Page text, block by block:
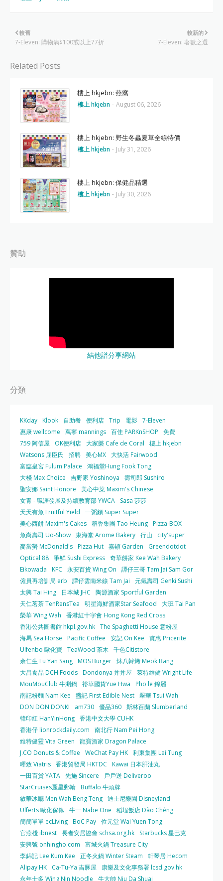
較新的
7-Eleven: 著數之選
較舊
7-Eleven: 購物滿$100或以上77折
Related Posts
樓上 hkjebn: 燕窩
樓上 hkjebn - August 06, 2026
樓上 hkjebn: 野生冬蟲夏草全線特價
樓上 hkjebn - July 31, 2026
樓上 hkjebn: 保健品精選
樓上 hkjebn - July 30, 2026
贊助
結他譜分享網站
分類
KKday Klook 自助餐 便利店 Trip 電影 7-Eleven
惠康 wellcome
萬寧 mannings 百佳 PARKnSHOP
免費
759 阿信屋
OK便利店 大家樂 Cafe de Coral
樓上 hkjebn
Watsons 屈臣氏
招聘 美心MX 大快活 Fairwood
富臨皇宮 Fulum Palace
鴻福堂Hung Fook Tong
大棧 Max Choice
吉野家 Yoshinoya
壽司郎 Sushiro
聖安娜 Saint Honore
美心中菜 Maxim's Chinese
女青 - 職涯發展及持續教育部 YWCA
Sasa 莎莎
天天有魚 Fruitful Yield
一粥麵 Super Super
美心西餅 Maxim's Cakes 稻香集團 Tao Heung Pizza-BOX
魚尚壽司 Uo-Show 東海堂 Arome Bakery 行山
city'super
麥當勞 McDonald's Pizza Hut 嘉頓 Garden
Greendotdot
Optical 88 爭鮮 Sushi Express 奇華餅家 Kee Wah Bakery
Eikowada
KFC 永安百貨 Wing On
譚仔三哥 Tam Jai Sam Gor
僱員再培訓局 erb
譚仔雲南米線 Tam Jai
元氣壽司 Genki Sushi
太興 Tai Hing
日本城 JHC
陶源酒家 Sportful Garden
天仁茗茶 TenRensTea
明星海鮮酒家Star Seafood
大班 Tai Pan
榮華 Wing Wah
香港紅十字會 Hong Kong Red Cross
香港公共圖書館 hkpl.gov.hk The Spaghetti House 意粉屋
海馬 Sea Horse
Pacific Coffee 安記 On Kee
實惠 Pricerite
Ulfenbo 歐化寶 TeaWood 茶木 千色Citistore
余仁生 Eu Yan Sang MOS Burger 炑八韓烤 Meok Bang
大昌食品 DCH Foods Dondonya 丼丼屋
萊特維健 Wright Life
MouMouClub 牛涮鍋 裕華國貨Yue Hwa
Pho le 錦麗
南記粉麵 Nam Kee
盞記 First Edible Nest 翠華 Tsui Wah
DON DON DONKI
am730 優品360 斯林百蘭 Slumberland
韓印紅 HanYinHong 香港中文大學 CUHK
香港仔 lionrockdaily.com
南北行 Nam Pei Hong
維特健靈 Vita Green
龍寶酒家 Dragon Palace
J.CO Donuts & Coffee
WeChat Pay HK 利東集團 Lei Tung
暉致 Viatris 香港貿發局 HKTDC
Kawai 日本肝油丸
一田百貨 YATA 先施 Sincere
戶戶送 Deliveroo
StarCruises麗星郵輪 Buffalo 牛頭牌
敏華冰廳 Men Wah Beng Teng 迪士尼樂園 Disneyland
Ulferts 歐化傢俬 牛一 Nabe One
稻埕飯店 Dào Chéng
簡簡單單 ecLiving BoC Pay 位元堂 Wai Yuen Tong
官燕棧 ibnest 長者安居協會 schsa.org.hk
Starbucks 星巴克
安興號 onhingho.com
富城火鍋 Treasure City
李錦記 Lee Kum Kee
正冬火鍋 Winter Steam
軒琴居 Hecom
Alipay HK
Ca-Tu-Ya 吉豚屋
康樂及文化事務署 lcsd.gov.hk
永年士多 Wing Nin Noodle
牛大帥 Niu Da Shuai